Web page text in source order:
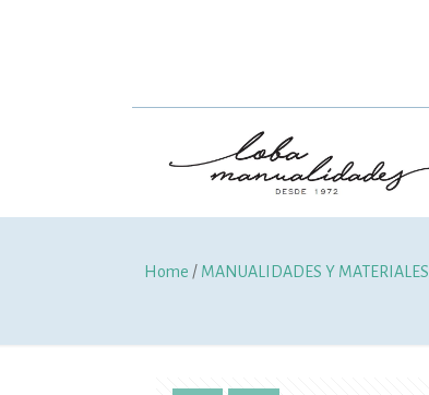
Home / MANUALIDADES Y MATERIALES